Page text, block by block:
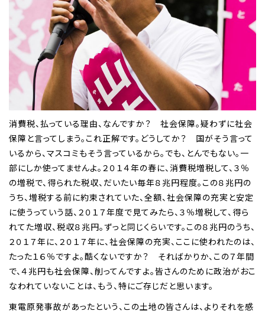
消費税、払っている理由、なんですか？ 社会保障。疑わずに社会
保障と言ってしまう。これ正解です。どうしてか？ 国がそう言って
いるから、マスコミもそう言っているから。でも、とんでもない。一
部にしか使ってませんよ。２０１４年の春に、消費税増税して、３％
の増税で、得られた税収、だいたい毎年８兆円程度。この８兆円の
うち、増税する前に約束されていた、全額、社会保障の充実と安定
に使うっていう話、２０１７年度で見てみたら、３％増税して、得ら
れてた増収、税収８兆円。ずっと同じくらいです。この８兆円のうち、
２０１７年に、２０１７年に、社会保障の充実、ここに使われたのは、
たった１６％ですよ。酷くないですか？ そればかりか、この７年間
で、４兆円も社会保障、削ってんですよ。皆さんのために政治がおこ
なわれていないことは、もう、特にご存じだと思います。
東電原発事故があったという、この土地の皆さんは、よりそれを感